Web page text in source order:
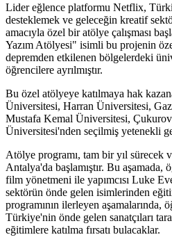
Lider eğlence platformu Netflix,
desteklemek ve geleceğin kreatif
amacıyla özel bir atölye çalışması
Yazım Atölyesi" isimli bu projenin
depremden etkilenen bölgelerdeki
öğrencilere ayrılmıştır.
Bu özel atölyeye katılmaya hak
Üniversitesi, Harran Üniversitesi,
Mustafa Kemal Üniversitesi,
Üniversitesi'nden seçilmiş yetenekli
Atölye programı, tam bir yıl sürecek
Antalya'da başlamıştır. Bu aşamada,
film yönetmeni ile yapımcısı Luke
sektörün önde gelen isimlerinden
programının ilerleyen
Türkiye'nin önde gelen sanatçıları
eğitimlere katılma fırsatı bulacaklar.